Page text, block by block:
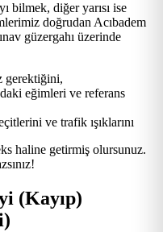
bilmek, diğer yarısı ise
doğrudan Acıbadem
güzergahı üzerinde
gerektiğini,
eğimleri ve referans
ve trafik ışıklarını
haline getirmiş olursunuz.
(Kayıp)